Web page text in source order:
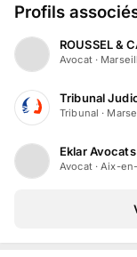
Profils
ROUSSEL &
Avocat·
Tribunal
Tribunal ·
Eklar
Avocat·Aix-